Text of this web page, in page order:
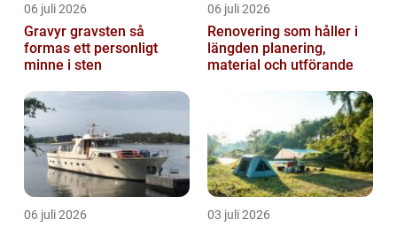
06 juli 2026
Gravyr gravsten så
formas ett personligt
minne i sten
06 juli 2026
Renovering som håller i
längden planering,
material och utförande
06 juli 2026 03 juli 2026